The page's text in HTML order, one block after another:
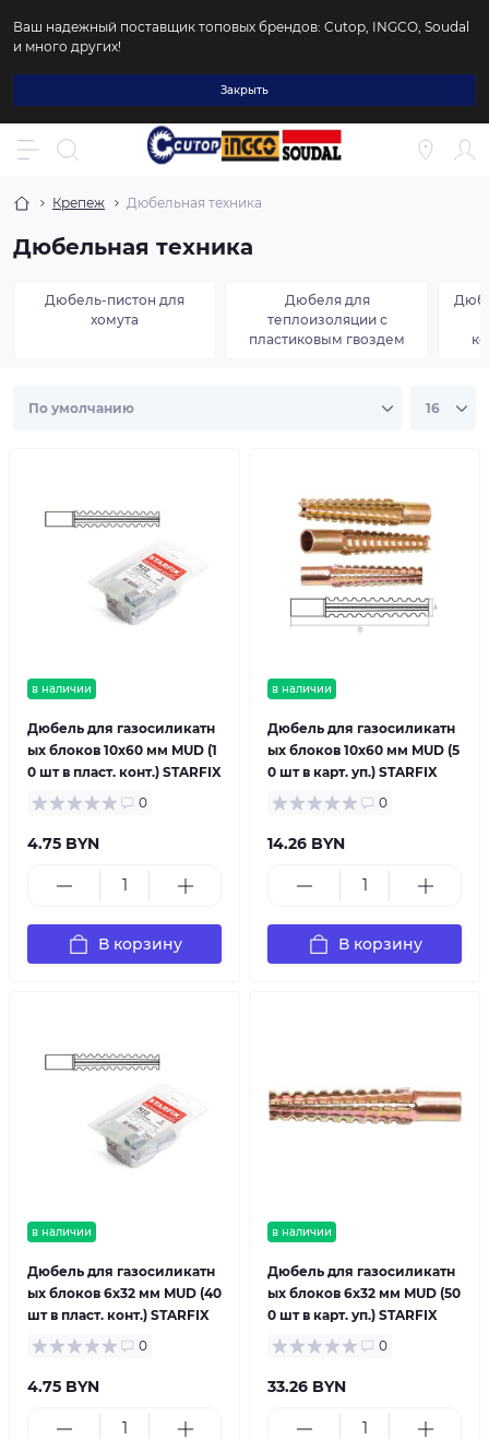
Ваш надежный поставщик топовых брендов: Cutop, INGCO, Soudal
и много других!
Закрыть
Крепеж Дюбельная техника
Дюбельная техника
Дюбель-пистон для
хомута
Дюбеля для
теплоизоляции с
пластиковым гвоздем
в наличии
Дюбель для газосиликатн
ых блоков 10х60 мм MUD (1
0 шт в пласт. конт.) STARFIX
0
4.75 BYN
В корзину
в наличии
Дюбель для газосиликатн
ых блоков 10х60 мм MUD (5
0 шт в карт. уп.) STARFIX
0
14.26 BYN
В корзину
в наличии
Дюбель для газосиликатн
ых блоков 6х32 мм MUD (40
шт в пласт. конт.) STARFIX
0
4.75 BYN
в наличии
Дюбель для газосиликатн
ых блоков 6х32 мм MUD (50
0 шт в карт. уп.) STARFIX
0
33.26 BYN